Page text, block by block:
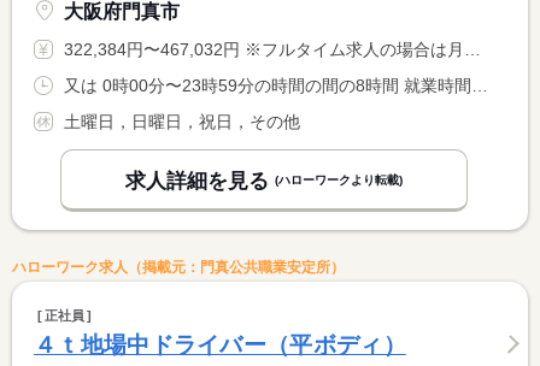
大阪府門真市
322,384円〜467,032円 ※フルタイム求人の場合は月額（換算額）、パート求人の場合は時間額を表示しています。
又は 0時00分〜23時59分の時間の間の8時間 就業時間に関する特記事項 ※勤務時間帯は早朝・深夜スタートがあります。
土曜日，日曜日，祝日，その他
求人詳細を見る (ハローワークより転載)
ハローワーク求人（掲載元：門真公共職業安定所）
正社員
４ｔ地場中ドライバー（平ボディ）